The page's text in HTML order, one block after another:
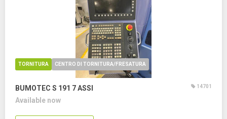
TORNITURA CENTRO DI TORNITURA/FRESATURA
BUMOTEC S 191 7 ASSI 14701
Available now